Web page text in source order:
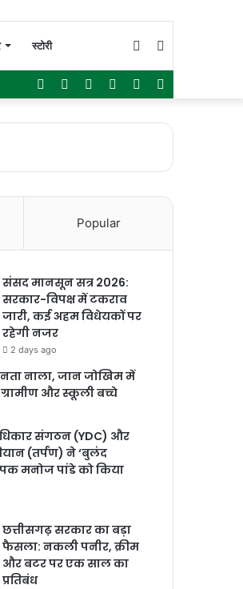
स्टोरी Switch
skin
WhatsApp
Instagram
YouTube
Twitter
Facebook
Popular
संसद मानसून सत्र 2026:
सरकार-विपक्ष में टकराव
जारी, कई अहम विधेयकों पर
रहेगी नजर
2 days ago
नाला, जान जोखिम में
और स्कूली बच्चे
संगठन (YDC) और
(तर्पण) ने ‘बुलंद
मनोज पांडे को किया
छत्तीसगढ़ सरकार का बड़ा
फैसला: नकली पनीर, क्रीम
और बटर पर एक साल का
प्रतिबंध